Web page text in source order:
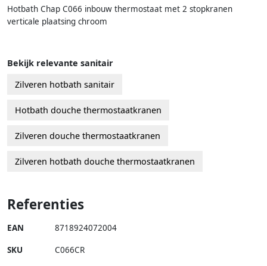
Hotbath Chap C066 inbouw thermostaat met 2 stopkranen
verticale plaatsing chroom
Bekijk relevante sanitair
Zilveren hotbath sanitair
Hotbath douche thermostaatkranen
Zilveren douche thermostaatkranen
Zilveren hotbath douche thermostaatkranen
Referenties
EAN 8718924072004
SKU C066CR